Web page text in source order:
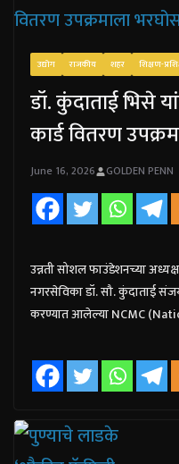
उद्योग राजकीय शहर शिक्षण-
डॉ. कुंदाताई भिसे
कार्ड वितरण
June 16, 2026 GOLDEN PENN
उन्नती सोशल फाउंडेशनच्या
नगरसेविका डॉ. सौ. कुंदाताई
करण्यात आलेल्या NCMC